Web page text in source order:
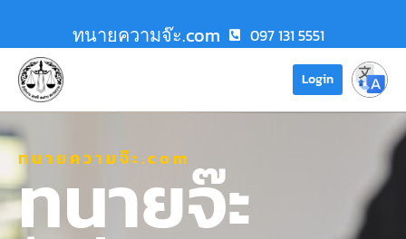
ทนายความจ๊ะ.com 097 131 5551
Login
ทนายความจ๊ะ.com
ทนายจ๊ะ